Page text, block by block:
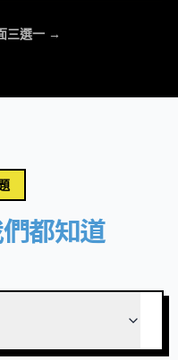
三選一 →
都知道